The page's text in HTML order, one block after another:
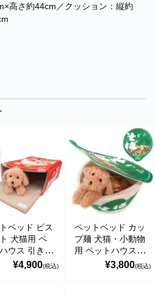
高さ約44cm／クッション：縦約
ベッド ビス
犬猫用 ペ
ウス 引き出
おもしろ イ
¥4,900(税込)
ペットベッド カッ
プ麺 犬猫・小動物
用 ペットハウス
緑のそば 秋冬用
¥3,800(税込)
**誠に勝手ではございますが、2024
で休業させていただきます。年内出
で、年始は1月6日より開始いたしま
たご注文やお問い合わせ等に関しま
せていただきます。お客様にはご不
了承くださいますようお願い申し上
Line」からの荷物が配送される旨